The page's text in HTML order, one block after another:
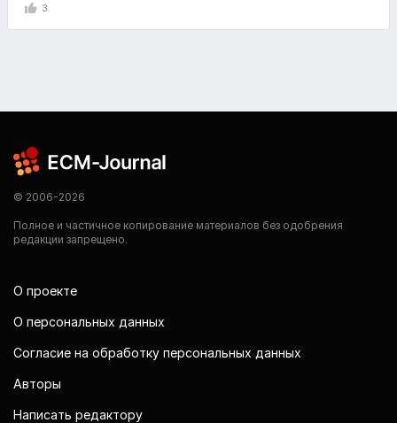
3
© 2006-2026
Полное и частичное копирование материалов без одобрения
редакции запрещено.
О проекте
О персональных данных
Согласие на обработку персональных данных
Авторы
Написать редактору